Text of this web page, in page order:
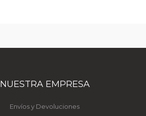
NUESTRA EMPRESA
Envíos y Devoluciones